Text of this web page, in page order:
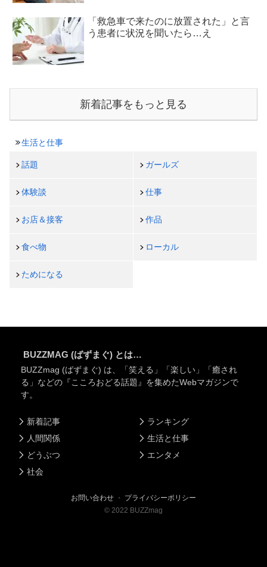
「救急車で来たのに放置された」と言
う患者に状況を聞いたら…え
新着記事をもっと見る
生活と仕事
話題 ガールズ
体験談 仕事
お店＆接客 作品
食べ物 ローカル
ためになる
BUZZMAG (ばずまぐ) とは…
BUZZmag (ばずまぐ) は、「笑える」「楽しい」「癒され
る」などの『こころおどる話題』を集めたWebマガジンで
す。
新着記事
人間関係
どうぶつ
社会
ランキング
生活と仕事
エンタメ
お問い合わせ ・ プライバシーポリシー
© 2022 BUZZmag